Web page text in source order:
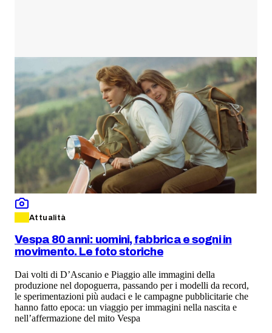
Attualità
Vespa 80 anni: uomini, fabbrica e sogni in
movimento. Le foto storiche
Dai volti di D’Ascanio e Piaggio alle immagini della
produzione nel dopoguerra, passando per i modelli da record,
le sperimentazioni più audaci e le campagne pubblicitarie che
hanno fatto epoca: un viaggio per immagini nella nascita e
nell’affermazione del mito Vespa